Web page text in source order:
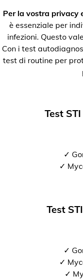
Per la vostra privacy
è essenziale per
infezioni. Questo
Con i test
test di routine per
Test
✓
✓
Test
✓
✓
✓